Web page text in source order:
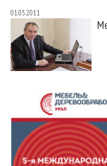
01.05.2011